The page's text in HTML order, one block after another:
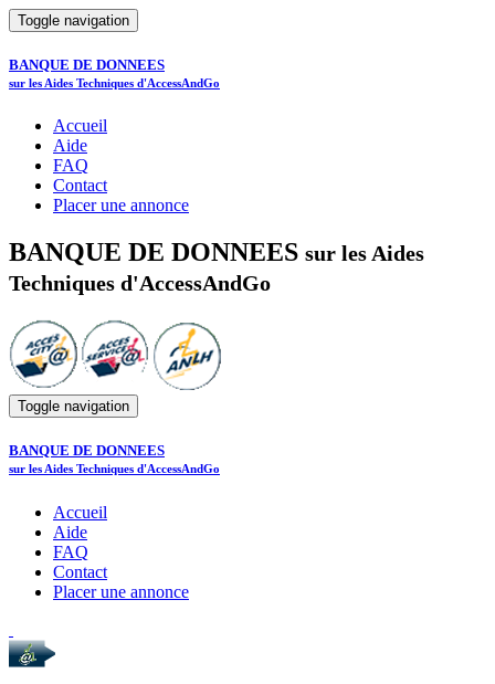
Toggle navigation
BANQUE DE DONNEES
sur les Aides Techniques d'AccessAndGo
Accueil
Aide
FAQ
Contact
Placer une annonce
BANQUE DE DONNEES sur les Aides
Techniques d'AccessAndGo
Toggle navigation
BANQUE DE DONNEES
sur les Aides Techniques d'AccessAndGo
Accueil
Aide
FAQ
Contact
Placer une annonce